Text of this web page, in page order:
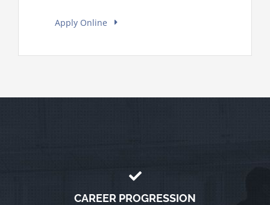
Apply Online
CAREER PROGRESSION